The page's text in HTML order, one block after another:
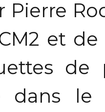
Pierre
et
de
dans